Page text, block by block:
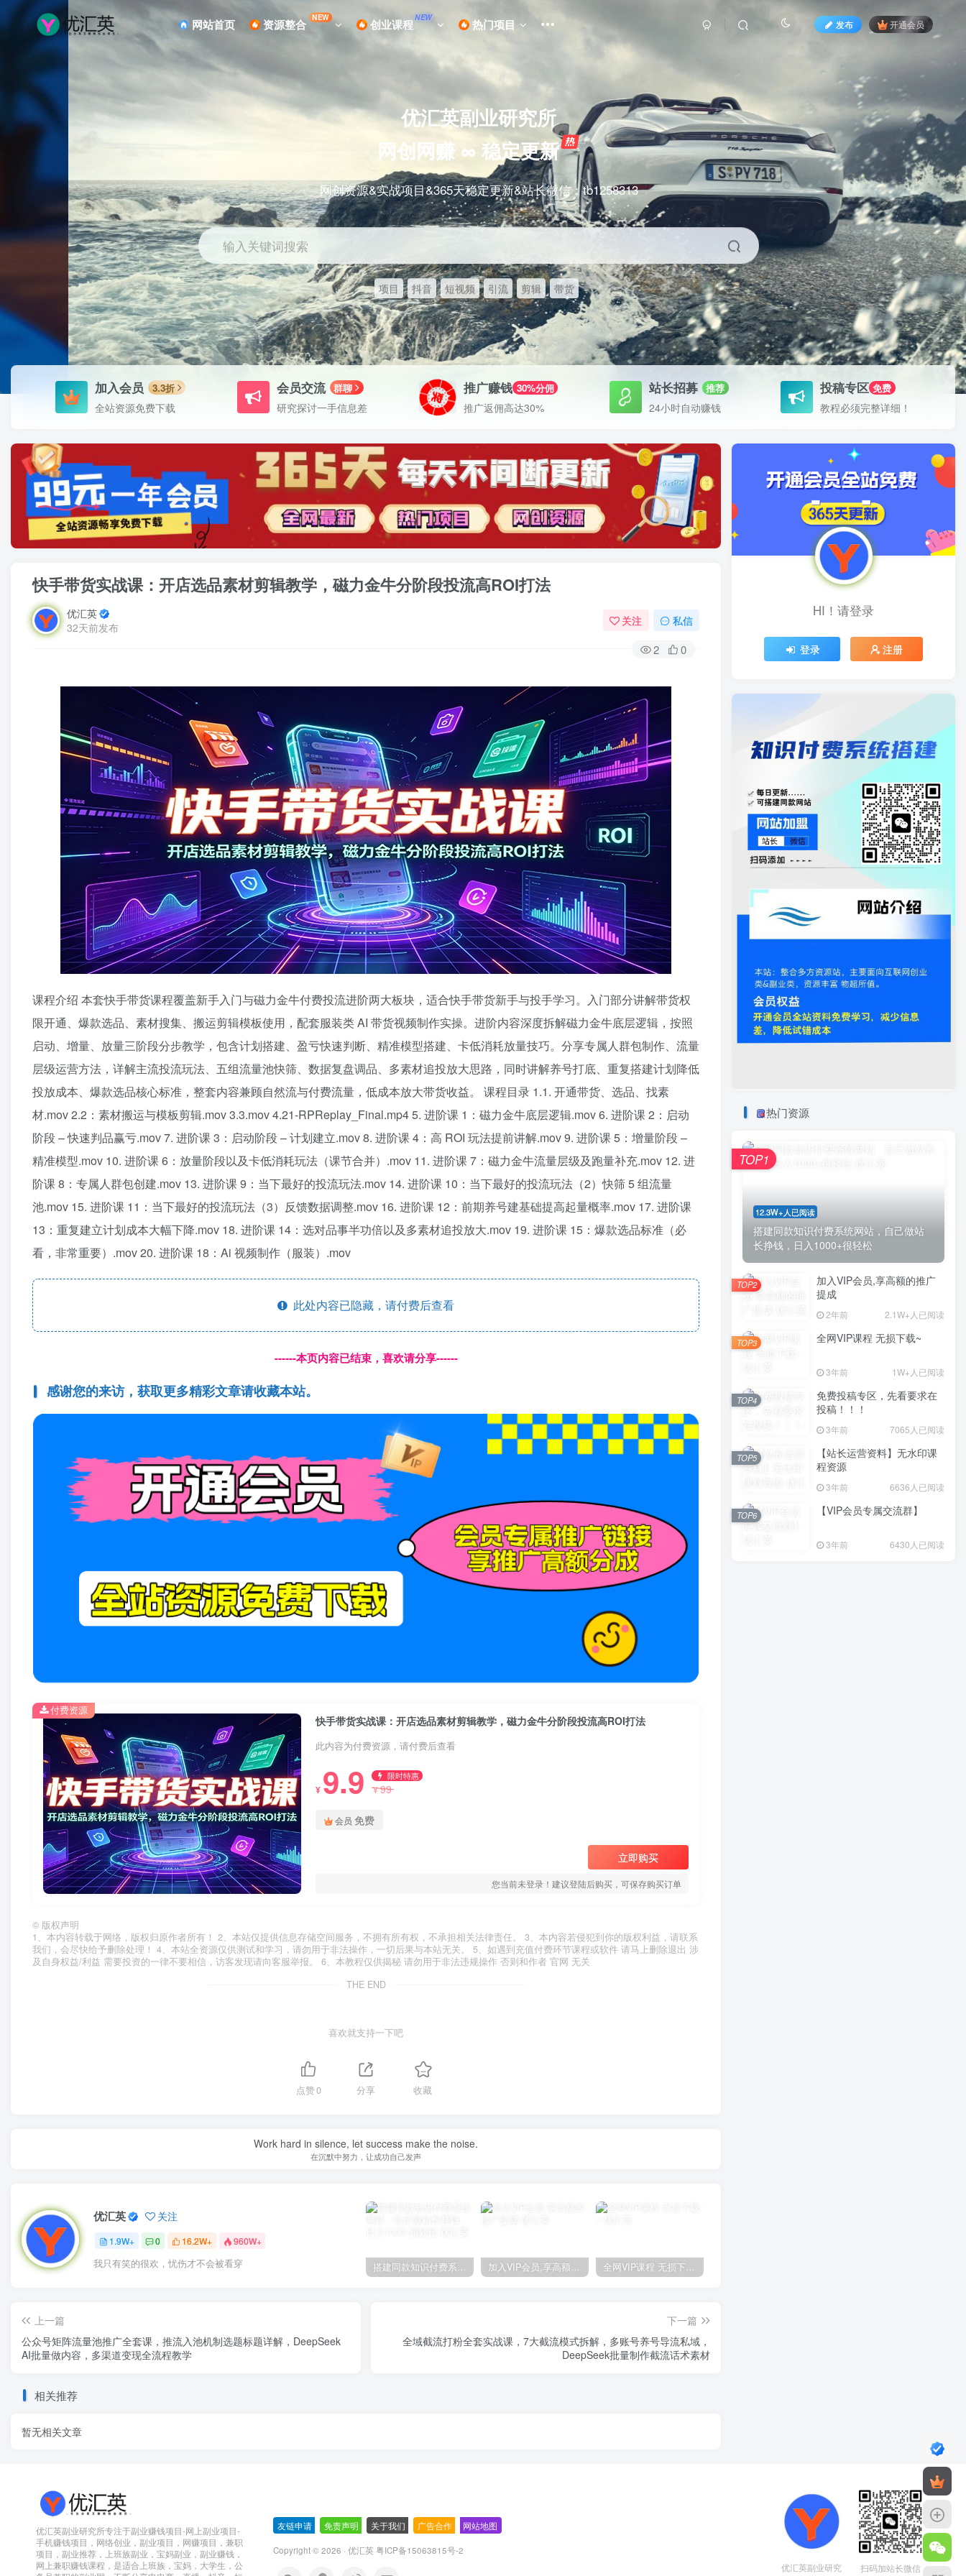
网站首页 资源整合 NEW 创业课程NEW 热门项目 发布 开通会员
优汇英副业研究所
网创网赚 ∞ 稳定更新
网创资源&实战项目&365天稳定更新&站长微信：tb1258313
输入关键词搜索
项目 抖音 短视频 引流 剪辑 带货
加入会员 3.3折
全站资源免费下载
会员交流 群聊
研究探讨一手信息差
推广赚钱 30%分佣
推广返佣高达30%
站长招募 推荐
24小时自动赚钱
投稿专区 免费
教程必须完整详细！
快手带货实战课：开店选品素材剪辑教学，磁力金牛分阶段投流高ROI打法
优汇英
32天前发布
关注 私信
2 0
课程介绍 本套快手带货课程覆盖新手入门与磁力金牛付费投流进阶两大板块，适合快手带货新手与投手学习。入门部分讲解带货权
限开通、爆款选品、素材搜集、搬运剪辑模板使用，配套服装类 AI 带货视频制作实操。进阶内容深度拆解磁力金牛底层逻辑，按照
启动、增量、放量三阶段分步教学，包含计划搭建、盈亏快速判断、精准模型搭建、卡低消耗放量技巧。分享专属人群包制作、流量
层级运营方法，详解主流投流玩法、五组流量池快筛、数据复盘调品、多素材追投放大思路，同时讲解养号打底、重复搭建计划降低
投放成本、爆款选品核心标准，整套内容兼顾自然流与付费流量，低成本放大带货收益。 课程目录 1.1. 开通带货、选品、找素
材.mov 2.2：素材搬运与模板剪辑.mov 3.3.mov 4.21-RPReplay_Final.mp4 5. 进阶课 1：磁力金牛底层逻辑.mov 6. 进阶课 2：启动
阶段 – 快速判品赢亏.mov 7. 进阶课 3：启动阶段 – 计划建立.mov 8. 进阶课 4：高 ROI 玩法提前讲解.mov 9. 进阶课 5：增量阶段 –
精准模型.mov 10. 进阶课 6：放量阶段以及卡低消耗玩法（课节合并）.mov 11. 进阶课 7：磁力金牛流量层级及跑量补充.mov 12. 进
阶课 8：专属人群包创建.mov 13. 进阶课 9：当下最好的投流玩法.mov 14. 进阶课 10：当下最好的投流玩法（2）快筛 5 组流量
池.mov 15. 进阶课 11：当下最好的投流玩法（3）反馈数据调整.mov 16. 进阶课 12：前期养号建基础提高起量概率.mov 17. 进阶课
13：重复建立计划成本大幅下降.mov 18. 进阶课 14：选对品事半功倍以及多素材追投放大.mov 19. 进阶课 15：爆款选品标准（必
看，非常重要）.mov 20. 进阶课 18：Ai 视频制作（服装）.mov
此处内容已隐藏，请付费后查看
------本页内容已结束，喜欢请分享------
感谢您的来访，获取更多精彩文章请收藏本站。
快手带货实战课：开店选品素材剪辑教学，磁力金牛分阶段投流高ROI打法
此内容为付费资源，请付费后查看
¥ 9.9 限时特惠
¥99
会员 免费
立即购买
您当前未登录！建议登陆后购买，可保存购买订单
付费资源
© 版权声明
1、本内容转载于网络，版权归原作者所有！ 2、本站仅提供信息存储空间服务，不拥有所有权，不承担相关法律责任。 3、本内容若侵犯到你的版权利益，请联系
我们，会尽快给予删除处理！ 4、本站全资源仅供测试和学习，请勿用于非法操作，一切后果与本站无关。 5、如遇到充值付费环节课程或软件 请马上删除退出 涉
及自身权益/利益 需要投资的一律不要相信，访客发现请向客服举报。 6、本教程仅供揭秘 请勿用于非法违规操作 否则和作者 官网 无关
THE END
喜欢就支持一下吧
点赞0 分享 收藏
Work hard in silence, let success make the noise.
在沉默中努力，让成功自己发声
优汇英 关注
1.9W+ 0 16.2W+ 960W+
我只有笑的很欢，忧伤才不会被看穿 搭建同款知识付费系统网站，自己做站长挣钱，日入1000+很轻松 加入VIP会员,享高额的推广提成 全网VIP课程 无损下载~
上一篇
公众号矩阵流量池推广全套课，推流入池机制选题标题详解，DeepSeek
AI批量做内容，多渠道变现全流程教学
下一篇
全域截流打粉全套实战课，7大截流模式拆解，多账号养号导流私域，
DeepSeek批量制作截流话术素材
相关推荐
暂无相关文章
HI！请登录
登录 注册
热门资源
12.3W+人已阅读
搭建同款知识付费系统网站，自己做站
长挣钱，日入1000+很轻松
TOP1
加入VIP会员,享高额的推广
提成
2年前 2.1W+人已阅读
TOP2
全网VIP课程 无损下载~
3年前 1W+人已阅读
TOP3
免费投稿专区，先看要求在
投稿！！！
3年前 7065人已阅读
TOP4
【站长运营资料】无水印课
程资源
3年前 6636人已阅读
TOP5
【VIP会员专属交流群】
3年前 6430人已阅读
TOP6
优汇英副业研究所专注于副业赚钱项目-网上副业项目-
手机赚钱项目，网络创业，副业项目，网赚项目，兼职
项目，副业推荐，上班族副业，宝妈副业，副业赚钱，
网上兼职赚钱课程，是适合上班族，宝妈，大学生，公
友链申请 免责声明 关于我们 广告合作 网站地图
Copyright © 2026 · 优汇英粤ICP备15063815号-2
优汇英副业研究
扫码加站长微信